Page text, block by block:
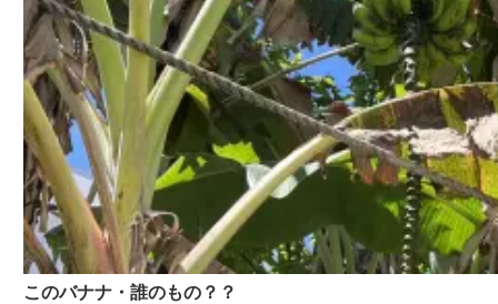
このバナナ・誰のもの？？